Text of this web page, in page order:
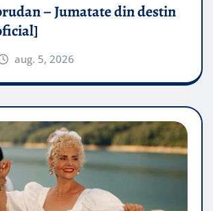
– Jumatate din destin
aug. 5, 2026